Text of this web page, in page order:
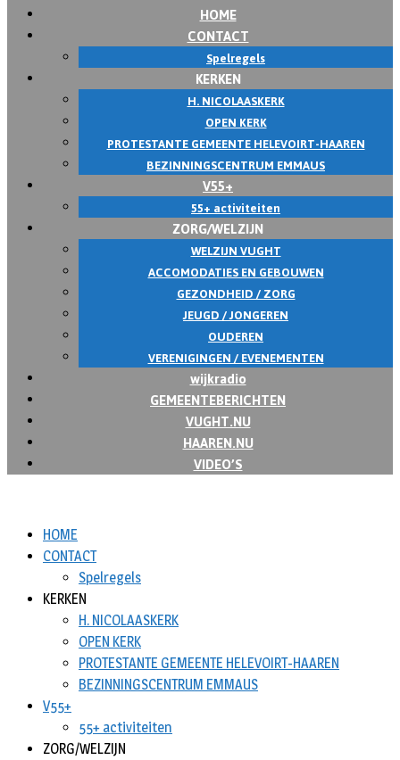
HOME
CONTACT
Spelregels
KERKEN
H. NICOLAASKERK
OPEN KERK
PROTESTANTE GEMEENTE HELEVOIRT-HAAREN
BEZINNINGSCENTRUM EMMAUS
V55+
55+ activiteiten
ZORG/WELZIJN
WELZIJN VUGHT
ACCOMODATIES EN GEBOUWEN
GEZONDHEID / ZORG
JEUGD / JONGEREN
OUDEREN
VERENIGINGEN / EVENEMENTEN
wijkradio
GEMEENTEBERICHTEN
VUGHT.NU
HAAREN.NU
VIDEO’S
HOME
CONTACT
Spelregels
KERKEN
H. NICOLAASKERK
OPEN KERK
PROTESTANTE GEMEENTE HELEVOIRT-HAAREN
BEZINNINGSCENTRUM EMMAUS
V55+
55+ activiteiten
ZORG/WELZIJN